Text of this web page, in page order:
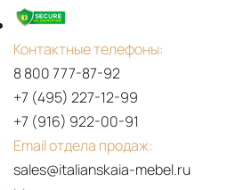
Контактные телефоны:
8 800 777-87-92
+7 (495) 227-12-99
+7 (916) 922-00-91
Email отдела продаж:
sales@italianskaia-mebel.ru